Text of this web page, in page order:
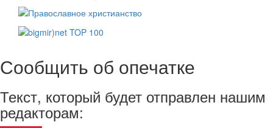
Сообщить об опечатке
Текст, который будет отправлен нашим
редакторам: